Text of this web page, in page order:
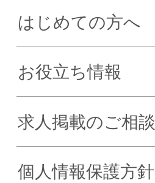
はじめての方へ
お役立ち情報
求人掲載のご相談
個人情報保護方針